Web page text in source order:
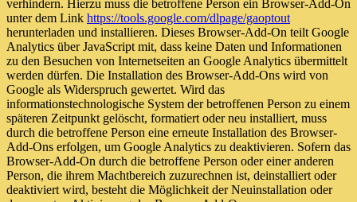
verhindern. Hierzu muss die betroffene Person ein Browser-Add-On
unter dem Link https://tools.google.com/dlpage/gaoptout
herunterladen und installieren. Dieses Browser-Add-On teilt Google
Analytics über JavaScript mit, dass keine Daten und Informationen
zu den Besuchen von Internetseiten an Google Analytics übermittelt
werden dürfen. Die Installation des Browser-Add-Ons wird von
Google als Widerspruch gewertet. Wird das
informationstechnologische System der betroffenen Person zu einem
späteren Zeitpunkt gelöscht, formatiert oder neu installiert, muss
durch die betroffene Person eine erneute Installation des Browser-
Add-Ons erfolgen, um Google Analytics zu deaktivieren. Sofern das
Browser-Add-On durch die betroffene Person oder einer anderen
Person, die ihrem Machtbereich zuzurechnen ist, deinstalliert oder
deaktiviert wird, besteht die Möglichkeit der Neuinstallation oder